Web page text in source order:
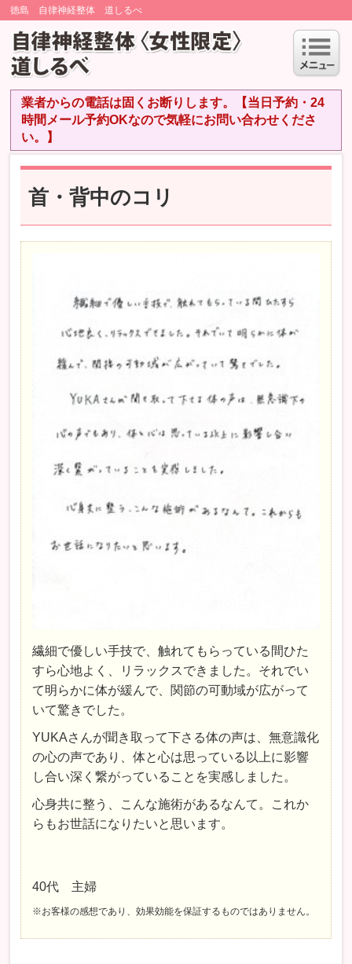
徳島 自律神経整体 道しるべ
業者からの電話は固くお断りします。【当日予約・24
時間メール予約OKなので気軽にお問い合わせくださ
い。】
首・背中のコリ
繊細で優しい手技で、触れてもらっている間ひた
すら心地よく、リラックスできました。それでい
て明らかに体が緩んで、関節の可動域が広がって
いて驚きでした。
YUKAさんが聞き取って下さる体の声は、無意識化
の心の声であり、体と心は思っている以上に影響
し合い深く繋がっていることを実感しました。
心身共に整う、こんな施術があるなんて。これか
らもお世話になりたいと思います。
40代 主婦
※お客様の感想であり、効果効能を保証するものではありません。